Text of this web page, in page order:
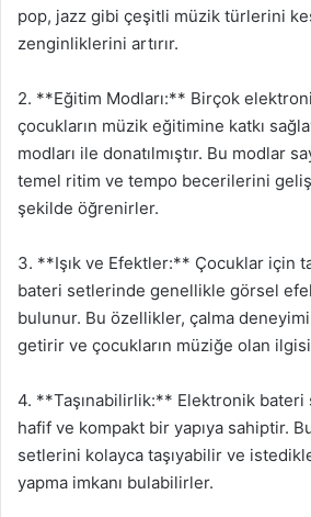
pop, jazz gibi çeşitli müzik türlerini
zenginliklerini artırır.
2. **Eğitim Modları:** Birçok
çocukların müzik eğitimine katkı
modları ile donatılmıştır. Bu modlar
temel ritim ve tempo becerilerini
şekilde öğrenirler.
3. **Işık ve Efektler:** Çocuklar için
bateri setlerinde genellikle görsel
bulunur. Bu özellikler, çalma
getirir ve çocukların müziğe olan
4. **Taşınabilirlik:** Elektronik
hafif ve kompakt bir yapıya sahiptir.
setlerini kolayca taşıyabilir ve
yapma imkanı bulabilirler.